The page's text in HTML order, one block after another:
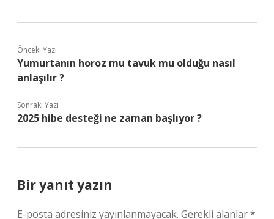
Önceki Yazı
Yumurtanın horoz mu tavuk mu olduğu nasıl
anlaşılır ?
Sonraki Yazı
2025 hibe desteği ne zaman başlıyor ?
Bir yanıt yazın
E-posta adresiniz yayınlanmayacak. Gerekli alanlar*